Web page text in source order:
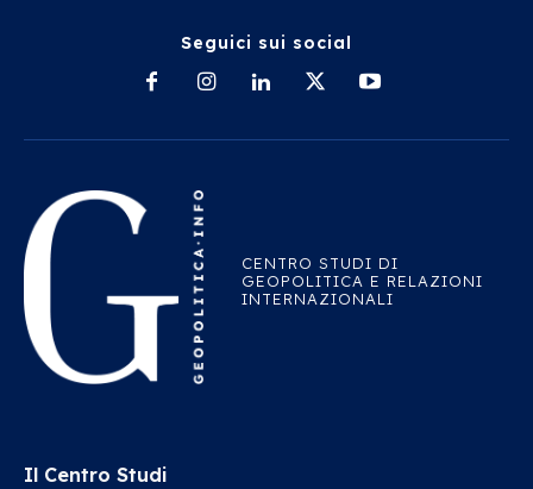
Seguici sui social
CENTRO STUDI DI
GEOPOLITICA E RELAZIONI
INTERNAZIONALI
Il Centro Studi